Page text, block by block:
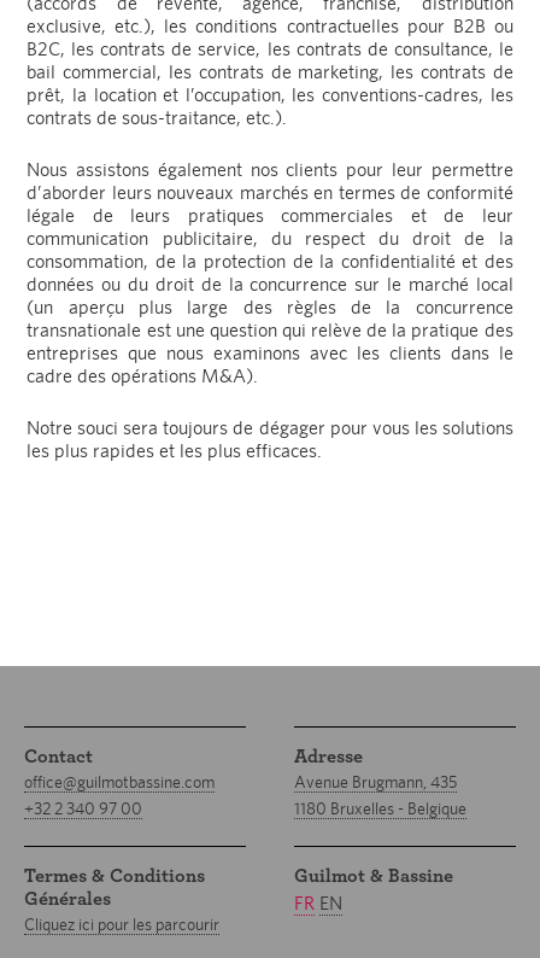
exclusive, etc.), les conditions contractuelles pour B2B ou
B2C, les contrats de service, les contrats de consultance, le
bail commercial, les contrats de marketing, les contrats de
prêt, la location et l’occupation, les conventions-cadres, les
contrats de sous-traitance, etc.).
Nous assistons également nos clients pour leur permettre
d’aborder leurs nouveaux marchés en termes de conformité
légale de leurs pratiques commerciales et de leur
communication publicitaire, du respect du droit de la
consommation, de la protection de la confidentialité et des
données ou du droit de la concurrence sur le marché local
(un aperçu plus large des règles de la concurrence
transnationale est une question qui relève de la pratique des
entreprises que nous examinons avec les clients dans le
cadre des opérations M&A).
Notre souci sera toujours de dégager pour vous les solutions
les plus rapides et les plus efficaces.
Contact
office@guilmotbassine.com
+32 2 340 97 00
Adresse
Avenue Brugmann, 435
1180 Bruxelles - Belgique
Termes & Conditions
Générales
Cliquez ici pour les parcourir
Guilmot & Bassine
FR EN